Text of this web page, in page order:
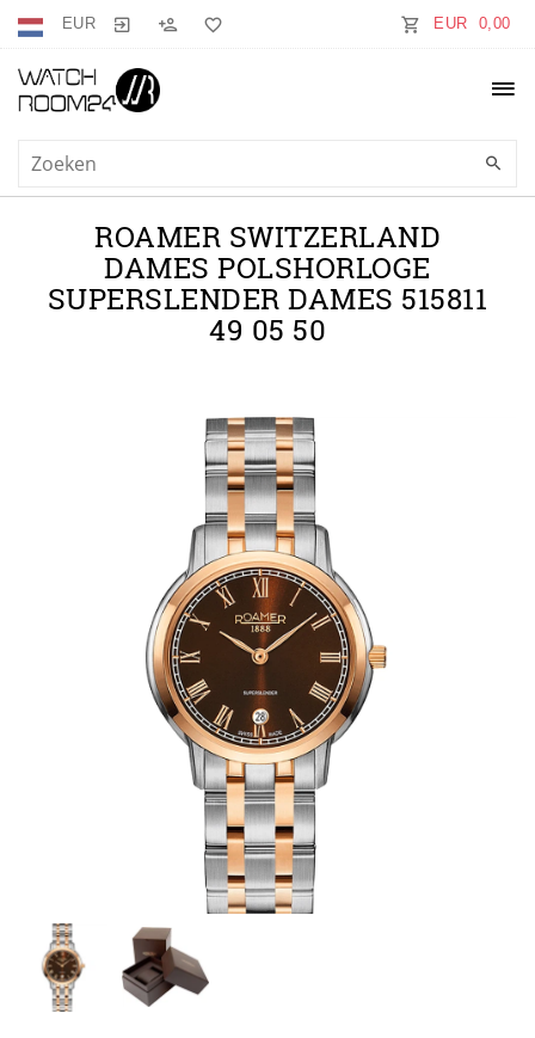
EUR EUR 0,00
ROAMER SWITZERLAND
DAMES POLSHORLOGE
SUPERSLENDER DAMES 515811
49 05 50